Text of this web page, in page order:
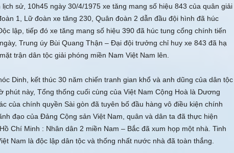
sử, 10h45 ngày 30/4/1975 xe tăng mang số hiệu 843 của quân giải
1, Lữ đoàn xe tăng 230, Quân đoàn 2 dẫn đầu đội hình đã húc
lập, tiếp đó xe tăng mang số hiệu 390 đã húc tung cổng chính tiến
Trung úy Bùi Quang Thận – Ðại đội trưởng chỉ huy xe 843 đã hạ
trận dân tộc giải phóng miền Nam Việt Nam lên.
Dinh, kết thúc 30 năm chiến tranh gian khổ và anh dũng của dân tộc
phút này, Tổng thống cuối cùng của Việt Nam Cộng Hoà là Dương
của chính quyền Sài gòn đã tuyên bố đầu hàng vô điều kiện chính
đạo của Ðảng Cộng sản Việt Nam, quân và dân ta đã thực hiện
Chí Minh : Nhân dân 2 miền Nam – Bắc đã xum họp một nhà. Tinh
Nam là độc lập dân tộc và thống nhất nước nhà đã toàn thắng.